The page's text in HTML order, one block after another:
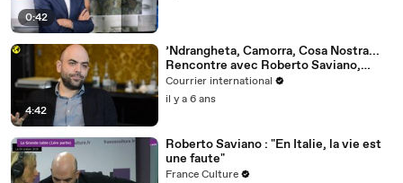
0:42
4:42
’Ndrangheta, Camorra, Cosa Nostra...
Rencontre avec Roberto Saviano,
spécialiste des mafias
Courrier international
il y a 6 ans
Roberto Saviano : "En Italie, la vie est
une faute"
France Culture